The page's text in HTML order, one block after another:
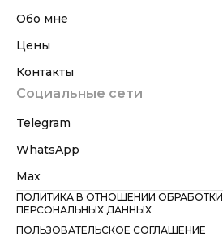
Обо мне
Цены
Контакты
Социальные сети
Telegram
WhatsApp
Max
ПОЛИТИКА В ОТНОШЕНИИ ОБРАБОТКИ
ПЕРСОНАЛЬНЫХ ДАННЫХ
ПОЛЬЗОВАТЕЛЬСКОЕ СОГЛАШЕНИЕ